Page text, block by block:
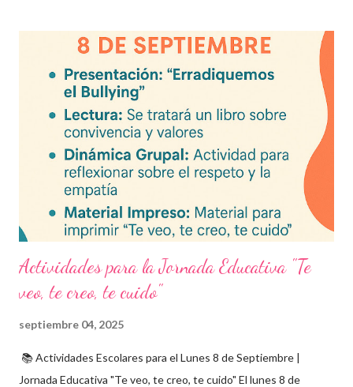
frecuentes Beneficios de utilizar estos exámenes trimestrales
Evaluaciones alineadas al programa oficial. Formato optimizado
para impresión o uso en plataformas educativas. Reactivos que
fortalecen la comprensión y el pensamiento crítico. Ideal para
formación docente y evaluación diagnóstica. Material
descargable PDF editable. Estos exámenes también pueden
integrarse en herramientas digitales pa...
Actividades para la Jornada Educativa "Te
veo, te creo, te cuido"
septiembre 04, 2025
📚 Actividades Escolares para el Lunes 8 de Septiembre |
Jornada Educativa "Te veo, te creo, te cuido" El lunes 8 de